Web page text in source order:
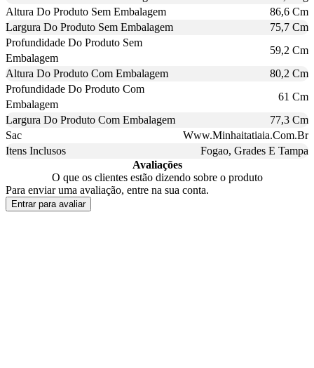
Altura Do Produto Sem Embalagem
86,6 Cm
Largura Do Produto Sem Embalagem
75,7 Cm
Profundidade Do Produto Sem
Embalagem
59,2 Cm
Altura Do Produto Com Embalagem
80,2 Cm
Profundidade Do Produto Com
Embalagem
61 Cm
Largura Do Produto Com Embalagem
77,3 Cm
Sac
Www.Minhaitatiaia.Com.Br
Itens Inclusos
Fogao, Grades E Tampa
Avaliações
O que os clientes estão dizendo sobre o produto
Para enviar uma avaliação, entre na sua conta.
Entrar para avaliar